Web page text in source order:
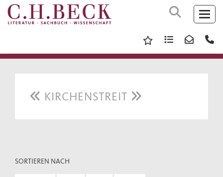
KIRCHENSTREIT
SORTIEREN NACH